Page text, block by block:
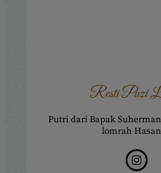
Resti Puzi
Putri dari Bapak
lomrah